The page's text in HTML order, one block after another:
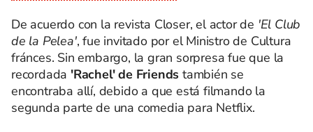
De acuerdo con la revista Closer, el actor de 'El Club
de la Pelea', fue invitado por el Ministro de Cultura
fránces. Sin embargo, la gran sorpresa fue que la
recordada 'Rachel' de Friends también se
encontraba allí, debido a que está filmando la
segunda parte de una comedia para Netflix.